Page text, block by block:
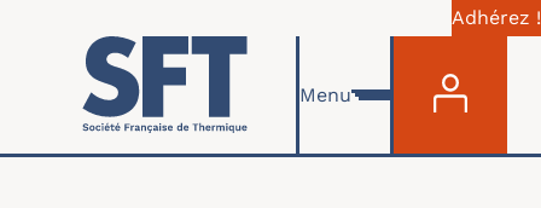
Aller au contenu principal
Adhérez !
Menu